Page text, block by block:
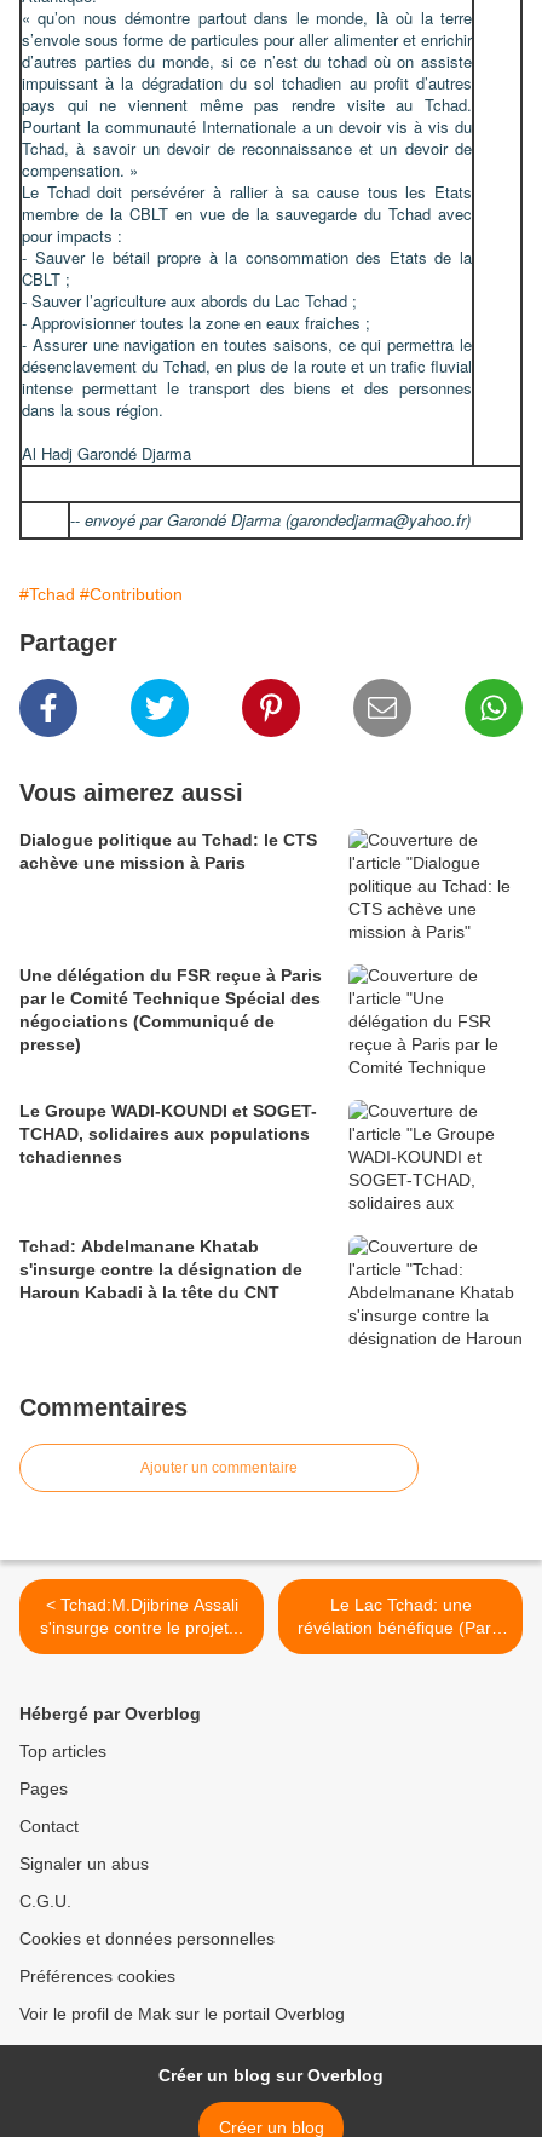
« qu’on nous démontre partout dans le monde, là où la terre
s’envole sous forme de particules pour aller alimenter et enrichir
d’autres parties du monde, si ce n’est du tchad où on assiste
impuissant à la dégradation du sol tchadien au profit d’autres
pays qui ne viennent même pas rendre visite au Tchad.
Pourtant la communauté Internationale a un devoir vis à vis du
Tchad, à savoir un devoir de reconnaissance et un devoir de
compensation. »
Le Tchad doit persévérer à rallier à sa cause tous les Etats
membre de la CBLT en vue de la sauvegarde du Tchad avec
pour impacts :
- Sauver le bétail propre à la consommation des Etats de la
CBLT ;
- Sauver l’agriculture aux abords du Lac Tchad ;
- Approvisionner toutes la zone en eaux fraiches ;
- Assurer une navigation en toutes saisons, ce qui permettra le
désenclavement du Tchad, en plus de la route et un trafic fluvial
intense permettant le transport des biens et des personnes
dans la sous région.
Al Hadj Garondé Djarma
-- envoyé par Garondé Djarma (garondedjarma@yahoo.fr)
#Tchad #Contribution
Partager
Vous aimerez aussi
Dialogue politique au Tchad: le CTS
achève une mission à Paris
Une délégation du FSR reçue à Paris
par le Comité Technique Spécial des
négociations (Communiqué de
presse)
Le Groupe WADI-KOUNDI et SOGET-
TCHAD, solidaires aux populations
tchadiennes
Tchad: Abdelmanane Khatab
s'insurge contre la désignation de
Haroun Kabadi à la tête du CNT
Commentaires
Ajouter un commentaire
< Tchad:M.Djibrine Assali
s'insurge contre le projet...
Le Lac Tchad: une
révélation bénéfique (Par...
>
Hébergé par Overblog
Top articles
Pages
Contact
Signaler un abus
C.G.U.
Cookies et données personnelles
Préférences cookies
Voir le profil de Mak sur le portail Overblog
Créer un blog sur Overblog
Créer un blog